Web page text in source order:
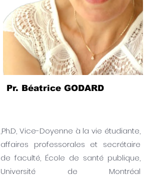
Pr. Béatrice GODARD
,Ph.D, Vice-Doyenne à la vie étudiante,
affaires professorales et secrétaire
de faculté, École de santé publique,
Université de Montréal